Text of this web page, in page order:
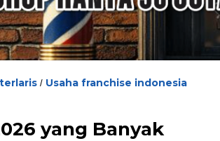
/ Usaha franchise indonesia
yang Banyak